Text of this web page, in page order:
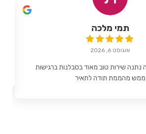
תמי מלכה
אוגוסט 6, 2026
שירות טוב מאוד בסבלנות ברגישות
ממש מהממת תודה לתאיר